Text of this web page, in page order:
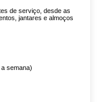
de serviço, desde as
jantares e almoços
semana)